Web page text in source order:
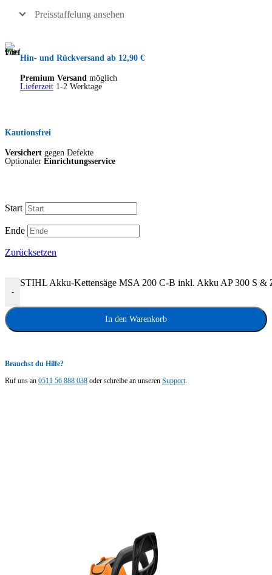
Preisstaffelung ansehen
Hin- und Rückversand ab 12,90 €
Premium Versand möglich
Lieferzeit 1-2 Werktage
Kautionsfrei
Versichert gegen Defekte
Optionaler Einrichtungsservice
Start
Ende
Zurücksetzen
-
STIHL Akku-Kettensäge MSA 200 C-B inkl. Akku AP 300 S &
In den Warenkorb
Brauchst du Hilfe?
Ruf uns an 0511 56 888 038 oder schreibe an unseren Support